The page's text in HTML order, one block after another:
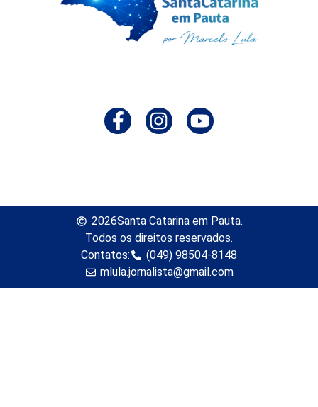
2026Santa Catarina em Pauta.
Todos os direitos reservados.
Contatos:
(049) 98504-8148
mlula.jornalista@gmail.com